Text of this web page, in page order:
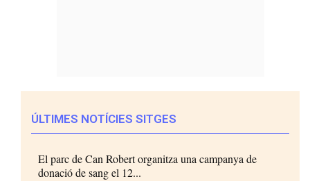
ÚLTIMES NOTÍCIES SITGES
El parc de Can Robert organitza una campanya de
donació de sang el 12...